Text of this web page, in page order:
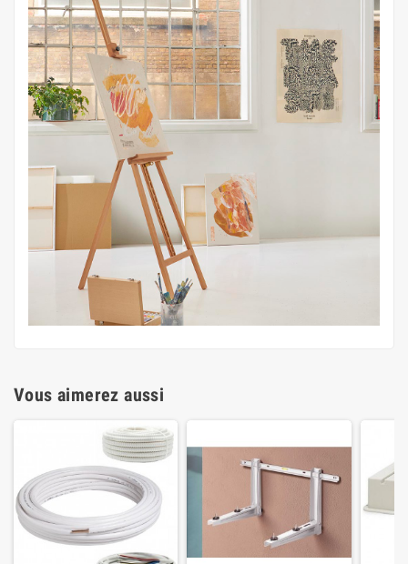
Vous aimerez aussi